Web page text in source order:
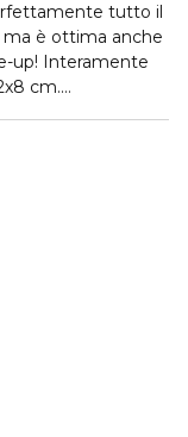
tutto il
ma è ottima anche
up! Interamente
cm.